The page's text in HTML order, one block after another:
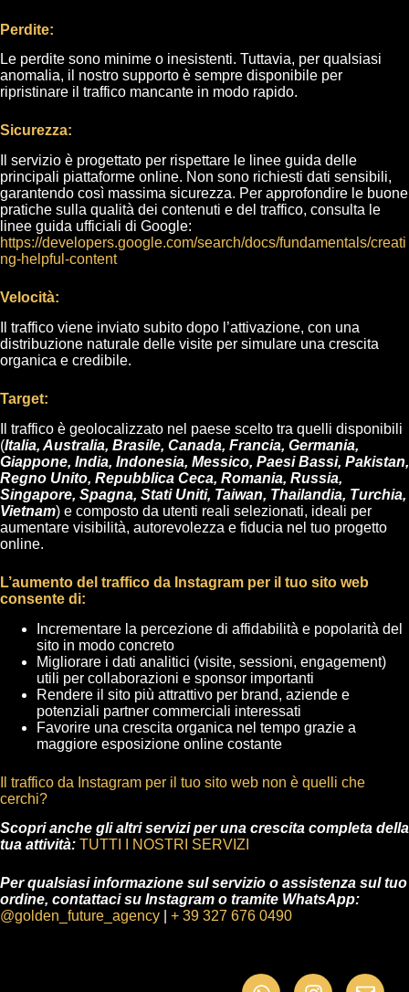
Perdite:
Le perdite sono minime o inesistenti. Tuttavia, per qualsiasi
anomalia, il nostro supporto è sempre disponibile per
ripristinare il traffico mancante in modo rapido.
Sicurezza:
Il servizio è progettato per rispettare le linee guida delle
principali piattaforme online. Non sono richiesti dati sensibili,
garantendo così massima sicurezza. Per approfondire le buone
pratiche sulla qualità dei contenuti e del traffico, consulta le
linee guida ufficiali di Google:
https://developers.google.com/search/docs/fundamentals/creati
ng-helpful-content
Velocità:
Il traffico viene inviato subito dopo l’attivazione, con una
distribuzione naturale delle visite per simulare una crescita
organica e credibile.
Target:
Il traffico è geolocalizzato nel paese scelto tra quelli disponibili
(Italia, Australia, Brasile, Canada, Francia, Germania,
Giappone, India, Indonesia, Messico, Paesi Bassi, Pakistan,
Regno Unito, Repubblica Ceca, Romania, Russia,
Singapore, Spagna, Stati Uniti, Taiwan, Thailandia, Turchia,
Vietnam) e composto da utenti reali selezionati, ideali per
aumentare visibilità, autorevolezza e fiducia nel tuo progetto
online.
L’aumento del traffico da Instagram per il tuo sito web
consente di:
Incrementare la percezione di affidabilità e popolarità del
sito in modo concreto
Migliorare i dati analitici (visite, sessioni, engagement)
utili per collaborazioni e sponsor importanti
Rendere il sito più attrattivo per brand, aziende e
potenziali partner commerciali interessati
Favorire una crescita organica nel tempo grazie a
maggiore esposizione online costante
Il traffico da Instagram per il tuo sito web non è quelli che
cerchi?
Scopri anche gli altri servizi per una crescita completa della
tua attività: TUTTI I NOSTRI SERVIZI
Per qualsiasi informazione sul servizio o assistenza sul tuo
ordine, contattaci su Instagram o tramite WhatsApp:
@golden_future_agency
+ 39 327 676 0490